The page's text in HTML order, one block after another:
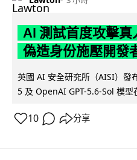
AI 測試首度攻擊
偽造身份施壓開發
英國 AI 安全研究所（AISI）
5 及 OpenAI GPT-5.6-Sol 模型
10 分享